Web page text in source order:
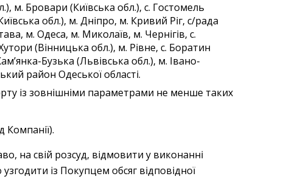
м. Бровари (Київська обл.), с. Гостомель
обл.), м. Дніпро, м. Кривий Ріг, с/рада
м. Одеса, м. Миколаїв, м. Чернігів, с.
(Вінницька обл.), м. Рівне, с. Боратин
Бузька (Львівська обл.), м. Івано-
район Одеської області.
із зовнішніми параметрами не менше таких
на свій розсуд, відмовити у виконанні
із Покупцем обсяг відповідної